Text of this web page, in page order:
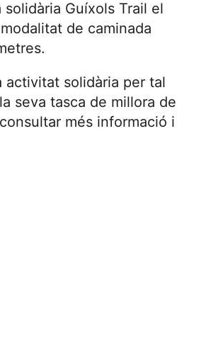
Guíxols Trail el
de caminada
activitat solidària per tal
seva tasca de millora de
més informació i